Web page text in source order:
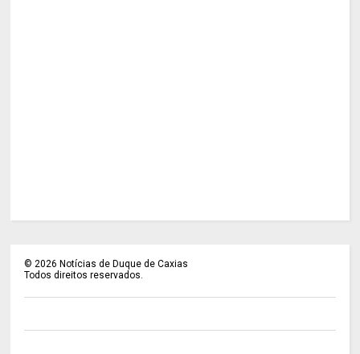
©2026 Notícias de Duque de Caxias
Todos direitos reservados.